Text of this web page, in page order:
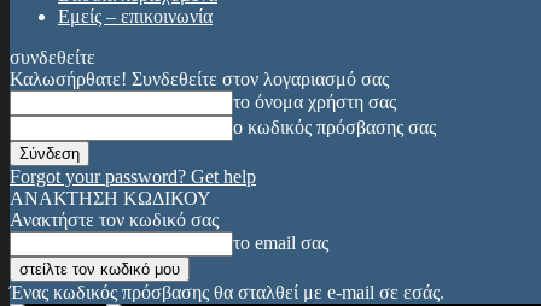
Εμείς – επικοινωνία
συνδεθείτε
Καλωσήρθατε! Συνδεθείτε στον λογαριασμό σας
το όνομα χρήστη σας
ο κωδικός πρόσβασης σας
Forgot your password? Get help
ΑΝΑΚΤΗΣΗ ΚΩΔΙΚΟΥ
Ανακτήστε τον κωδικό σας
το email σας
Ένας κωδικός πρόσβασης θα σταλθεί με e-mail σε εσάς.